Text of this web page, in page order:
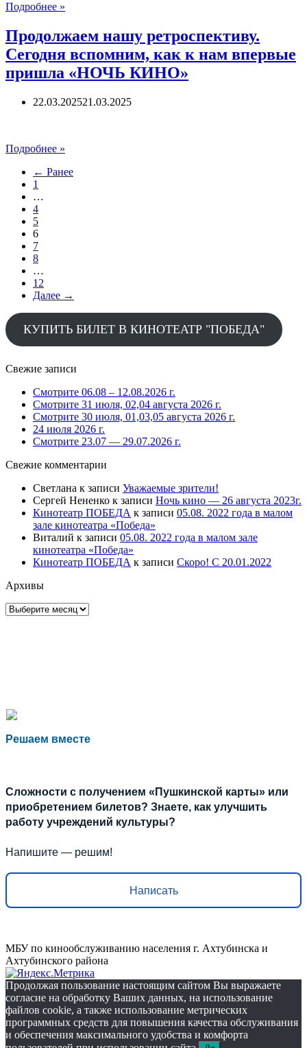
Подробнее »
кинотеатр
«Победа»
впервые
присоединился
«Фестивалю
Продолжаем нашу ретроспективу.
Сегодня вспомним, как к нам впервые
пришла «НОЧЬ КИНО»
22.03.202521.03.2025
Подробнее »
ретроспективу.
← Ранее
1
…
4
5
6
7
8
…
12
Далее →
КУПИТЬ БИЛЕТ В КИНОТЕАТР "ПОБЕДА"
Свежие записи
Смотрите 06.08 – 12.08.2026 г.
Смотрите 31 июля, 02,04 августа 2026 г.
Смотрите 30 июля, 01,03,05 августа 2026 г.
24 июля 2026 г.
Смотрите 23.07 — 29.07.2026 г.
Свежие комментарии
Светлана к записи Уважаемые зрители!
Сергей Нененко к записи Ночь кино — 26 августа 2023г.
Кинотеатр ПОБЕДА к записи 05.08. 2022 года в малом
зале кинотеатра «Победа»
Виталий к записи 05.08. 2022 года в малом зале
кинотеатра «Победа»
Кинотеатр ПОБЕДА к записи Скоро! С 20.01.2022
Архивы
Архивы
Решаем вместе
Сложности с получением «Пушкинской карты» или
приобретением билетов? Знаете, как улучшить
работу учреждений культуры?
Напишите — решим!
Написать
МБУ по кинообслуживанию населения г. Ахтубинска и
Ахтубинского района
Продолжая пользование настоящим сайтом Вы выражаете
согласие на обработку Ваших данных, на использование
файлов cookie, а также использование метрических
программных средств для повышения качества обслуживания
и обеспечения максимального удобства и комфорта